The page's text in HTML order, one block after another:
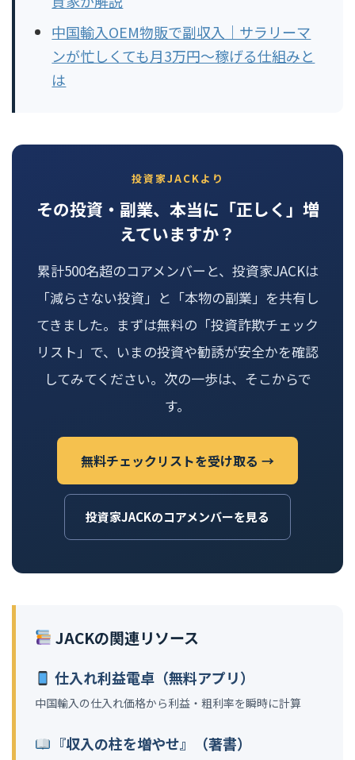
中国輸入OEM物販で副収入｜サラリーマ
ンが忙しくても月3万円〜稼げる仕組みと
は
投資家JACKより
その投資・副業、本当に「正しく」増
えていますか？
累計500名超のコアメンバーと、投資家JACKは
「減らさない投資」と「本物の副業」を共有し
てきました。まずは無料の「投資詐欺チェック
リスト」で、いまの投資や勧誘が安全かを確認
してみてください。次の一歩は、そこからで
す。
無料チェックリストを受け取る →
投資家JACKのコアメンバーを見る
JACKの関連リソース
仕入れ利益電卓（無料アプリ）
中国輸入の仕入れ価格から利益・粗利率を瞬時に計算
『収入の柱を増やせ』（著書）